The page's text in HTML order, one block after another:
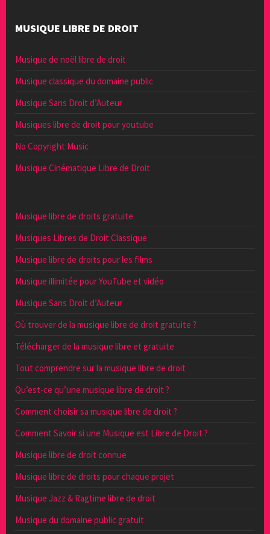
MUSIQUE LIBRE DE DROIT
Musique de noël libre de droit
Musique classique du domaine public
Musique Sans Droit d’Auteur
Musiques libre de droit pour youtube
No Copyright Music
Musique Cinématique Libre de Droit
Musique libre de droits gratuite
Musiques Libres de Droit Classique
Musique libre de droits pour les films
Musique illimitée pour YouTube et vidéo
Musique Sans Droit d’Auteur
Où trouver de la musique libre de droit gratuite ?
Télécharger de la musique libre et gratuite
Tout comprendre sur la musique libre de droit
Qu’est-ce qu’une musique libre de droit ?
Comment choisir sa musique libre de droit ?
Comment Savoir si une Musique est Libre de Droit ?
Musique libre de droit connue
Musique libre de droits pour chaque projet
Musique Jazz & Ragtime libre de droit
Musique du domaine public gratuit